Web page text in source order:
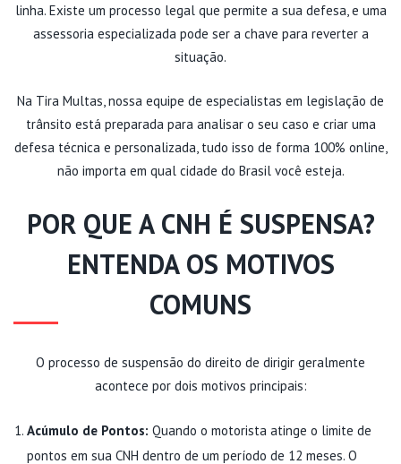
linha. Existe um processo legal que permite a sua defesa, e uma
assessoria especializada pode ser a chave para reverter a
situação.
Na Tira Multas, nossa equipe de especialistas em legislação de
trânsito está preparada para analisar o seu caso e criar uma
defesa técnica e personalizada, tudo isso de forma 100% online,
não importa em qual cidade do Brasil você esteja.
POR QUE A CNH É SUSPENSA?
ENTENDA OS MOTIVOS
COMUNS
O processo de suspensão do direito de dirigir geralmente
acontece por dois motivos principais:
Acúmulo de Pontos: Quando o motorista atinge o limite de
pontos em sua CNH dentro de um período de 12 meses. O